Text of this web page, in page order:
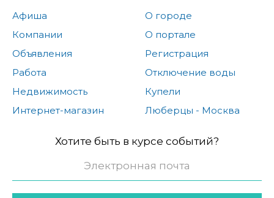
Афиша
Компании
Объявления
Работа
Недвижимость
Интернет-магазин
О городе
О портале
Регистрация
Отключение воды
Купели
Люберцы - Москва
Хотите быть в курсе событий?